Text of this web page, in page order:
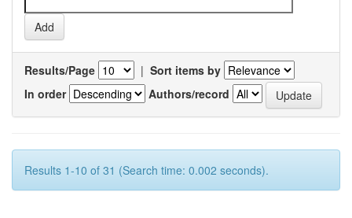
Results/Page | Sort items by
In order
Authors/record
Results 1-10 of 31 (Search time: 0.002 seconds).